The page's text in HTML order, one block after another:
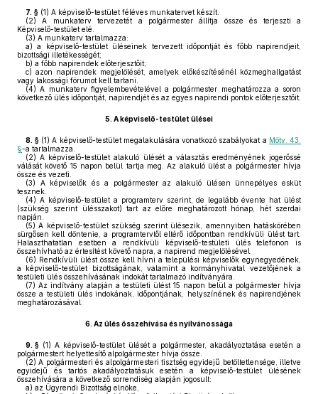
7. § (1) A képviselő-testület féléves munkatervet készít.
(2) A munkaterv tervezetét a polgármester állítja össze és terjeszti a
Képviselő-testület elé.
(3) A munkaterv tartalmazza:
a) a képviselő-testület üléseinek tervezett időpontját és főbb napirendjeit,
bizottsági illetékességét;
b) a főbb napirendek előterjesztőit;
c) azon napirendek megjelölését, amelyek előkészítésénél közmeghallgatást
vagy lakossági fórumot kell tartani.
(4) A munkaterv figyelembevételével a polgármester meghatározza a soron
következő ülés időpontját, napirendjét és az egyes napirendi pontok előterjesztőit.
5. A képviselő-testület ülései
8. § (1) A képviselő-testület megalakulására vonatkozó szabályokat a Mötv. 43.
§-a tartalmazza.
(2) A képviselő-testület alakuló ülését a választás eredményének jogerőssé
válását követő 15 napon belül tartja meg. Az alakuló ülést a polgármester hívja
össze és vezeti.
(3) A képviselők és a polgármester az alakuló ülésen ünnepélyes esküt
tesznek.
(4) A képviselő-testület a programterv szerint, de legalább évente hat ülést
(szükség szerint ülésszakot) tart az előre meghatározott hónap, hét szerdai
napján.
(5) A képviselő-testület szükség szerint ülésezik, amennyiben hatáskörében
sürgősen kell döntenie, a programtervtől eltérő időpontban rendkívüli ülést tart.
Halaszthatatlan esetben a rendkívüli képviselő-testületi ülés telefonon is
összehívható az értesítést követő napra, a napirend megjelölésével.
(6) Rendkívüli ülést össze kell hívni a települési képviselők egynegyedének,
a képviselő-testület bizottságának, valamint a kormányhivatal vezetőjének a
testületi ülés összehívásának indokát tartalmazó indítványára.
(7) Az indítvány alapján a testületi ülést 15 napon belül a polgármester hívja
össze a testületi ülés indokának, időpontjának, helyszínének és napirendjének
meghatározásával.
6. Az ülés összehívása és nyilvánossága
9. § (1) A képviselő-testület ülését a polgármester, akadályoztatása esetén a
polgármestert helyettesítő alpolgármester hívja össze.
(2) A polgármesteri és alpolgármesteri tisztség egyidejű betöltetlensége, illetve
egyidejű és tartós akadályoztatásuk esetén a képviselő-testület ülésének
összehívására a következő sorrendiség alapján jogosult:
a) az Ügyrendi Bizottság elnöke,